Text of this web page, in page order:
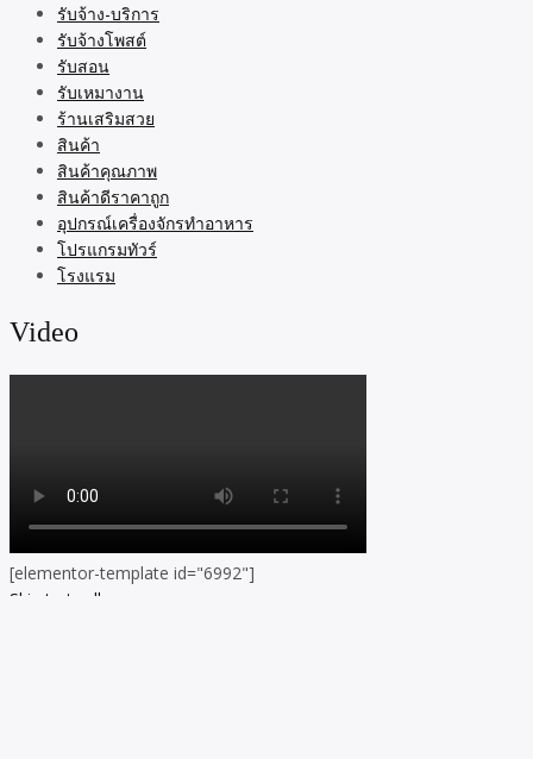
รับจ้าง-บริการ
รับจ้างโพสต์
รับสอน
รับเหมางาน
ร้านเสริมสวย
สินค้า
สินค้าคุณภาพ
สินค้าดีราคาถูก
อุปกรณ์เครื่องจักรทำอาหาร
โปรแกรมทัวร์
โรงแรม
Video
[elementor-template id="6992"]
Skip to toolbar